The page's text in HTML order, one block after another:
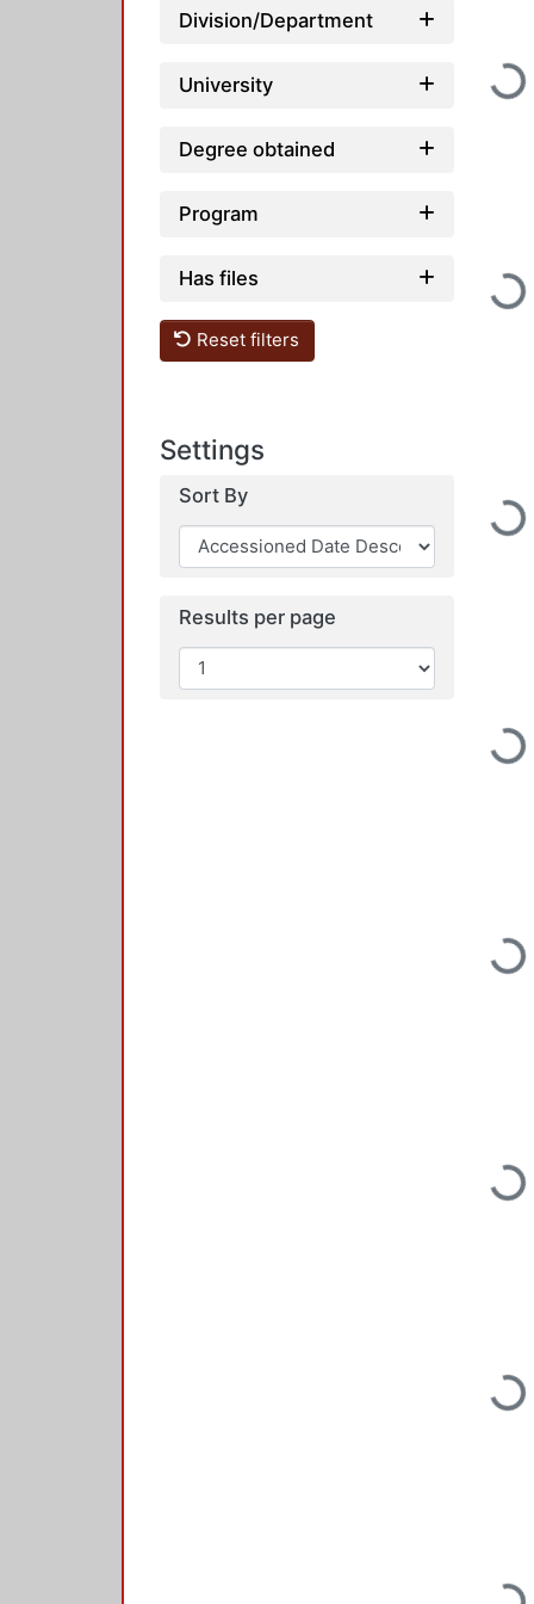
Division/Department
University
Degree obtained
Program
Has files
Reset filters
Settings
Sort By
Results per page
Loading...
Loading...
Loading...
Loading...
Loading...
Loading...
Loading...